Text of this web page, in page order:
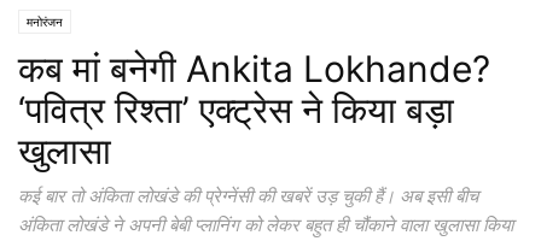
मनोरंजन
कब मां बनेगी Ankita Lokhande?
‘पवित्र रिश्ता’ एक्ट्रेस ने किया बड़ा
खुलासा
कई बार तो अंकिता लोखंडे की प्रेग्नेंसी की खबरें उड़ चुकी हैं। अब इसी बीच
अंकिता लोखंडे ने अपनी बेबी प्लानिंग को लेकर बहुत ही चौंकाने वाला खुलासा किया